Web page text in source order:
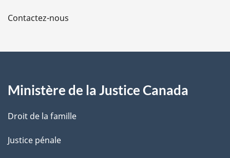
a
e
Contactez-nous
Ministère de la Justice Canada
Droit de la famille
Justice pénale